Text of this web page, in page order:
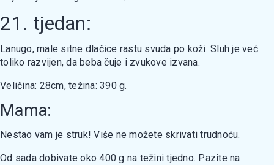
21. tjedan:
Lanugo, male sitne dlačice rastu svuda po koži. Sluh je već
toliko razvijen, da beba čuje i zvukove izvana.
Veličina: 28cm, težina: 390 g.
Mama:
Nestao vam je struk! Više ne možete skrivati trudnoću.
Od sada dobivate oko 400 g na težini tjedno. Pazite na